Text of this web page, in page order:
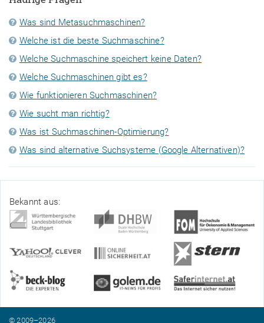
Was sind Metasuchmaschinen?
Welche ist die beste Suchmaschine?
Welche Suchmaschine speichert keine Daten?
Welche Suchmaschinen gibt es?
Wie funktionieren Suchmaschinen?
Wie sucht man richtig?
Was ist Suchmaschinen-Optimierung?
Was sind alternative Suchsysteme (Google Alternativen)?
Bekannt aus:
© 2009–2026